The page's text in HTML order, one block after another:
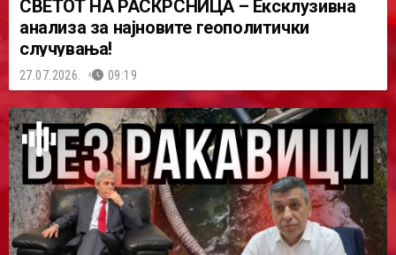
СВЕТОТ НА РАСКРСНИЦА – Ексклузивна
анализа за најновите геополитички
случувања!
27.07.2026. 09:19